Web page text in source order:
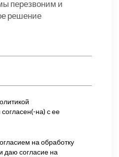
перезвоним и
решение
согласен(-на) с ее
на обработку
и даю согласие на